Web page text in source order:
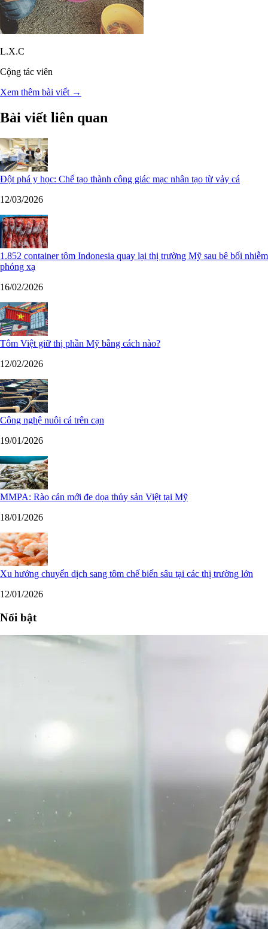
L.X.C
Cộng tác viên
Xem thêm bài viết →
Bài viết liên quan
Đột phá y học: Chế tạo thành công giác mạc nhân tạo từ vảy cá
12/03/2026
1.852 container tôm Indonesia quay lại thị trường Mỹ sau bê bối nhiễm
phóng xạ
16/02/2026
Tôm Việt giữ thị phần Mỹ bằng cách nào?
12/02/2026
Công nghệ nuôi cá trên cạn
19/01/2026
MMPA: Rào cản mới đe dọa thủy sản Việt tại Mỹ
18/01/2026
Xu hướng chuyển dịch sang tôm chế biến sâu tại các thị trường lớn
12/01/2026
Nổi bật